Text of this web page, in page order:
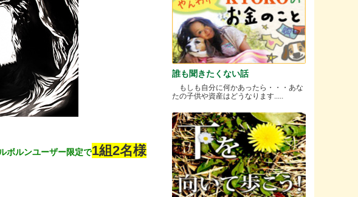
ボルンユーザー限定で1組2名様
誰も聞きたくない話
もしも自分に何かあったら・・・あな
たの子供や資産はどうなります.....